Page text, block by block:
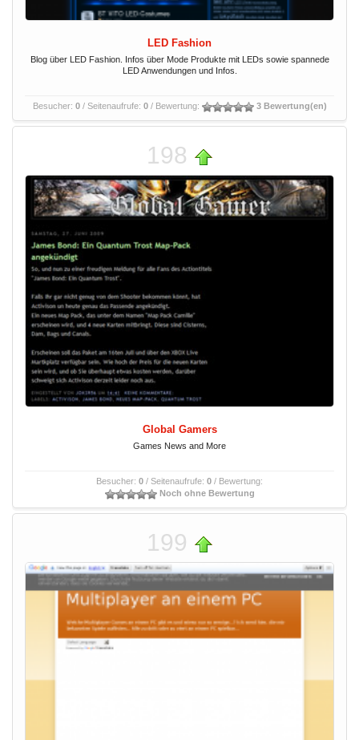
LED Fashion
Blog über LED Fashion. Infos über Mode Produkte mit LEDs sowie spannede
LED Anwendungen und Infos.
Besucher: 0/ Seitenaufrufe: 0/ Bewertung: 3 Bewertung(en)
198
Global Gamers
Games News and More
Besucher: 0 / Seitenaufrufe: 0 / Bewertung:
Noch ohne Bewertung
199